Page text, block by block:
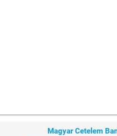
Magyar Cetelem